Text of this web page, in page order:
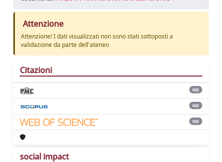
Attenzione
Attenzione! I dati visualizzati non sono stati sottoposti a
validazione da parte dell'ateneo
Citazioni
ND
ND
ND
social impact